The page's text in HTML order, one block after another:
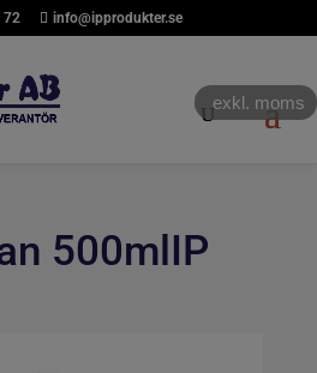
exkl. moms
72 info@ipprodukter.se
500mlIP